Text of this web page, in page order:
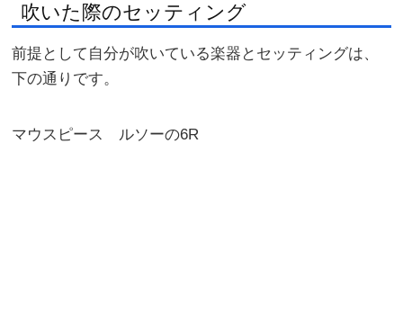
吹いた際のセッティング
前提として自分が吹いている楽器とセッティングは、
下の通りです。
マウスピース ルソーの6R